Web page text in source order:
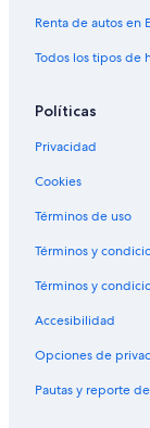
Hoteles cerca de
Hoteles en
Casas de campo
Hoteles de lujo en
Hoteles que
Hoteles en
Hoteles cerca de
Hoteles en
Hoteles en La Caure
Renta de autos en
Todos los tipos de
Políticas
Privacidad
Cookies
Términos de uso
Términos y
Términos y
Accesibilidad
Opciones de
Pautas y reporte